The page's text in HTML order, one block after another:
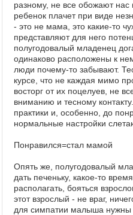
разному, не все обожают
ребенок плачет при виде
- это не мама, это какие-то
представляют для него
полугодовалый младенец
одинаково расположены к
люди почему-то забывают.
курсе, что не каждая мимо
восторг от их поцелуев, не
вниманию и тесному
практики и, особенно, до
нормальные настройки
Понравился=стал мамой
Опять же, полугодовалый
дать печеньку, какое-то
располагать, бояться
этот взрослый - не враг,
для симпатии малыша нужны